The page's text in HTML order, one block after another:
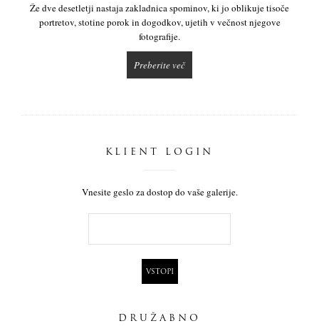
Že dve desetletji nastaja zakladnica spominov, ki jo oblikuje tisoče
portretov, stotine porok in dogodkov, ujetih v večnost njegove
fotografije.
Preberite več
KLIENT LOGIN
Vnesite geslo za dostop do vaše galerije.
DRUŽABNO